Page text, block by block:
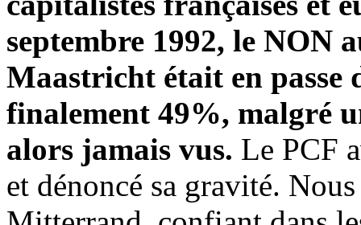
septembre 1992, le NON
Maastricht était en passe
finalement 49%, malgré
alors jamais vus. Le PCF
et dénoncé sa gravité.